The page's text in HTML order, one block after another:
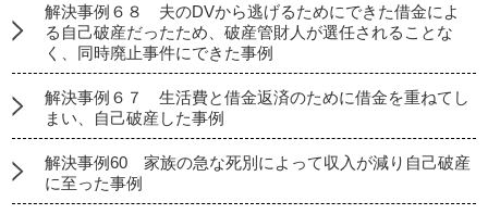
解決事例６８ 夫のDVから逃げるためにできた借金によ
る自己破産だったため、破産管財人が選任されることな
く、同時廃止事件にできた事例
解決事例６７ 生活費と借金返済のために借金を重ねてし
まい、自己破産した事例
解決事例60 家族の急な死別によって収入が減り自己破産
に至った事例